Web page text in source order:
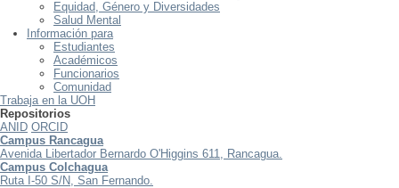
Equidad, Género y Diversidades
Salud Mental
Información para
Estudiantes
Académicos
Funcionarios
Comunidad
Trabaja en la UOH
Repositorios
ANID ORCID
Campus Rancagua
Avenida Libertador Bernardo O'Higgins 611, Rancagua.
Campus Colchagua
Ruta I-50 S/N, San Fernando.